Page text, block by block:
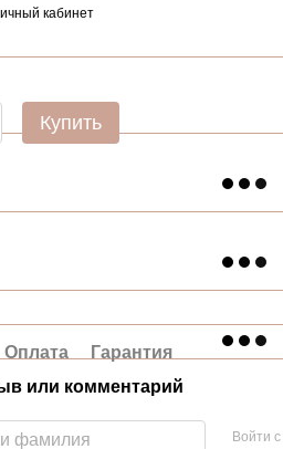
кабинет
Купить
Оплата
Гарантия
или комментарий
Войти